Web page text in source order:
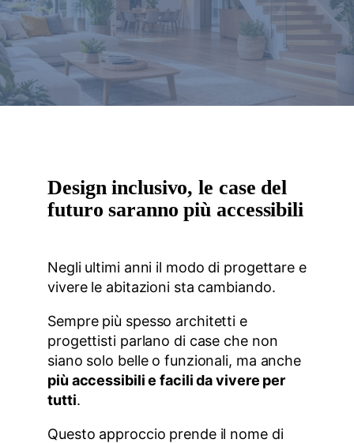
Design inclusivo, le case del
futuro saranno più accessibili
Negli ultimi anni il modo di progettare e
vivere le abitazioni sta cambiando.
Sempre più spesso architetti e
progettisti parlano di case che non
siano solo belle o funzionali, ma anche
più accessibili e facili da vivere per
tutti.
Questo approccio prende il nome di